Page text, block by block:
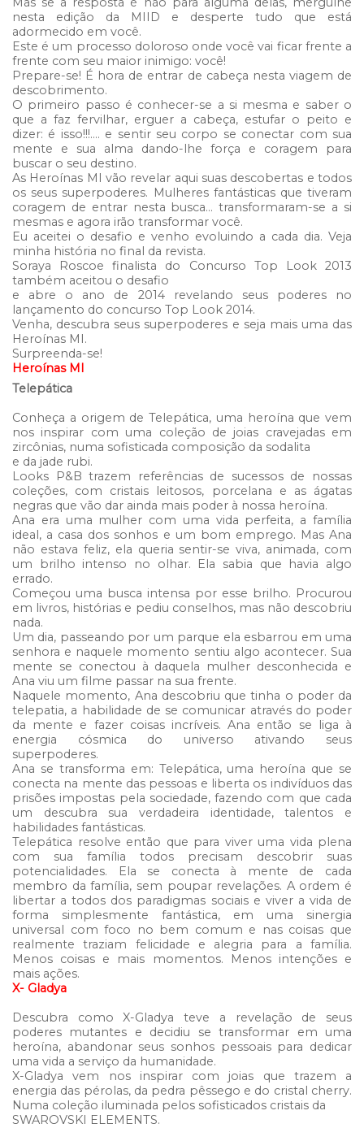
nesta edição da MIID e desperte tudo que está
adormecido em você.
Este é um processo doloroso onde você vai ficar frente a
frente com seu maior inimigo: você!
Prepare-se! É hora de entrar de cabeça nesta viagem de
descobrimento.
O primeiro passo é conhecer-se a si mesma e saber o
que a faz fervilhar, erguer a cabeça, estufar o peito e
dizer: é isso!!!…. e sentir seu corpo se conectar com sua
mente e sua alma dando-lhe força e coragem para
buscar o seu destino.
As Heroínas MI vão revelar aqui suas descobertas e todos
os seus superpoderes. Mulheres fantásticas que tiveram
coragem de entrar nesta busca… transformaram-se a si
mesmas e agora irão transformar você.
Eu aceitei o desafio e venho evoluindo a cada dia. Veja
minha história no final da revista.
Soraya Roscoe finalista do Concurso Top Look 2013
também aceitou o desafio
e abre o ano de 2014 revelando seus poderes no
lançamento do concurso Top Look 2014.
Venha, descubra seus superpoderes e seja mais uma das
Heroínas MI.
Surpreenda-se!
Heroínas MI
Telepática
Conheça a origem de Telepática, uma heroína que vem
nos inspirar com uma coleção de joias cravejadas em
zircônias, numa sofisticada composição da sodalita
e da jade rubi.
Looks P&B trazem referências de sucessos de nossas
coleções, com cristais leitosos, porcelana e as ágatas
negras que vão dar ainda mais poder à nossa heroína.
Ana era uma mulher com uma vida perfeita, a família
ideal, a casa dos sonhos e um bom emprego. Mas Ana
não estava feliz, ela queria sentir-se viva, animada, com
um brilho intenso no olhar. Ela sabia que havia algo
errado.
Começou uma busca intensa por esse brilho. Procurou
em livros, histórias e pediu conselhos, mas não descobriu
nada.
Um dia, passeando por um parque ela esbarrou em uma
senhora e naquele momento sentiu algo acontecer. Sua
mente se conectou à daquela mulher desconhecida e
Ana viu um filme passar na sua frente.
Naquele momento, Ana descobriu que tinha o poder da
telepatia, a habilidade de se comunicar através do poder
da mente e fazer coisas incríveis. Ana então se liga à
energia cósmica do universo ativando seus
superpoderes.
Ana se transforma em: Telepática, uma heroína que se
conecta na mente das pessoas e liberta os indivíduos das
prisões impostas pela sociedade, fazendo com que cada
um descubra sua verdadeira identidade, talentos e
habilidades fantásticas.
Telepática resolve então que para viver uma vida plena
com sua família todos precisam descobrir suas
potencialidades. Ela se conecta à mente de cada
membro da família, sem poupar revelações. A ordem é
libertar a todos dos paradigmas sociais e viver a vida de
forma simplesmente fantástica, em uma sinergia
universal com foco no bem comum e nas coisas que
realmente traziam felicidade e alegria para a família.
Menos coisas e mais momentos. Menos intenções e
mais ações.
X- Gladya
Descubra como X-Gladya teve a revelação de seus
poderes mutantes e decidiu se transformar em uma
heroína, abandonar seus sonhos pessoais para dedicar
uma vida a serviço da humanidade.
X-Gladya vem nos inspirar com joias que trazem a
energia das pérolas, da pedra pêssego e do cristal cherry.
Numa coleção iluminada pelos sofisticados cristais da
SWAROVSKI ELEMENTS.